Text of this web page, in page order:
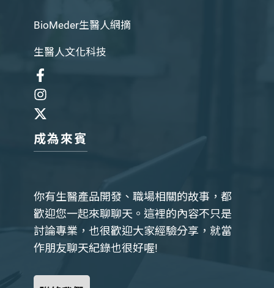
BioMeder生醫人網摘
生醫人文化科技
成為來賓
你有生醫產品開發、職場相關的故事，都
歡迎您一起來聊聊天。這裡的內容不只是
討論專業，也很歡迎大家經驗分享，就當
作朋友聊天紀錄也很好喔!